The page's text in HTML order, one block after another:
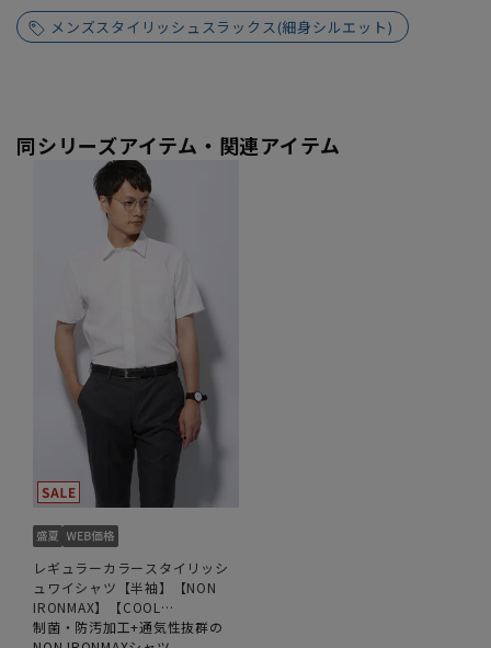
メンズスタイリッシュスラックス(細身シルエット)
同シリーズアイテム・関連アイテム
レギュラーカラースタイリッシ
ュワイシャツ【半袖】【NON
IRONMAX】【COOL
TECHNOLOGY】【白無地】
制菌・防汚加工+通気性抜群の